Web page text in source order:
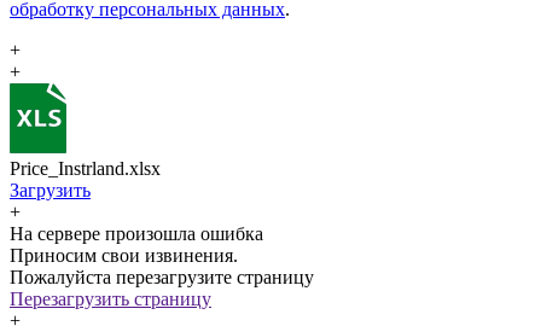
обработку персональных данных.
+
+
Price_Instrland.xlsx
Загрузить
+
На сервере произошла ошибка
Приносим свои извинения.
Пожалуйста перезагрузите страницу
Перезагрузить страницу
+